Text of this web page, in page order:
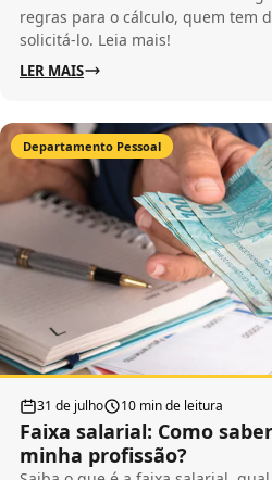
regras para o cálculo, quem tem
solicitá-lo. Leia mais!
LER MAIS
Departamento Pessoal
31 de julho 10 min de leitura
Faixa salarial: Como
minha profissão?